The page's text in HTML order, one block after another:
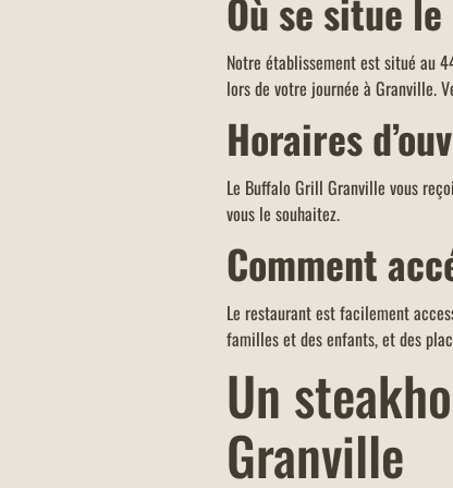
Où se situe
Notre établissement est situé au
lors de votre journée à Granville.
Horaires
Le Buffalo Grill Granville vous
vous le souhaitez.
Comment
Le restaurant est facilement
familles et des enfants, et des
Un
Granville